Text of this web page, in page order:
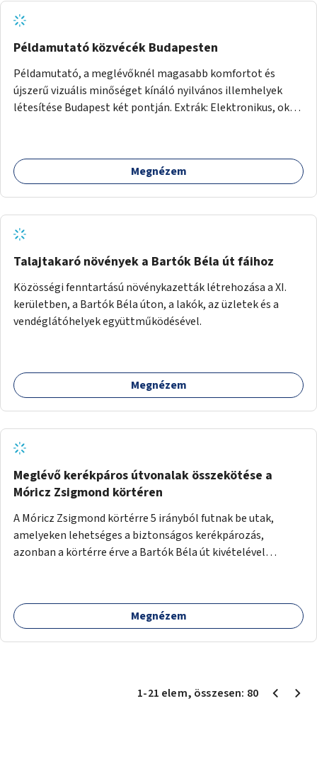
Példamutató közvécék Budapesten
Példamutató, a meglévőknél magasabb komfortot és
újszerű vizuális minőséget kínáló nyilvános illemhelyek
létesítése Budapest két pontján. Extrák: Elektronikus, okos
(pl. ivókút, telefontöltés).
Megnézem
Talajtakaró növények a Bartók Béla út fáihoz
Közösségi fenntartású növénykazetták létrehozása a XI.
kerületben, a Bartók Béla úton, a lakók, az üzletek és a
vendéglátóhelyek együttműködésével.
Megnézem
Meglévő kerékpáros útvonalak összekötése a
Móricz Zsigmond körtéren
A Móricz Zsigmond körtérre 5 irányból futnak be utak,
amelyeken lehetséges a biztonságos kerékpározás,
azonban a körtérre érve a Bartók Béla út kivételével
Megnézem
1-21 elem, összesen: 80